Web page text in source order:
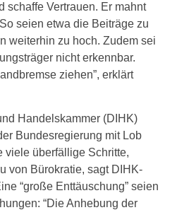
schaffe Vertrauen. Er mahnt
seien etwa die Beiträge zu
weiterhin zu hoch. Zudem sei
nicht erkennbar.
ziehen”, erklärt
Handelskammer (DIHK)
Bundesregierung mit Lob
viele überfällige Schritte,
von Bürokratie, sagt DIHK-
“große Enttäuschung” seien
“Die Anhebung der